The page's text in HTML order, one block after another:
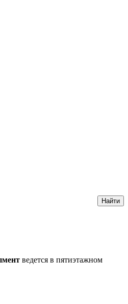
ведется в пятиэтажном